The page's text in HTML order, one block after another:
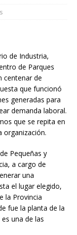
de Industria,
de Parques
centenar de
que funcionó
generadas para
demanda laboral.
que se repita en
organización.
Pequeñas y
a cargo de
una
el lugar elegido,
la Provincia
fue la planta de la
una de las